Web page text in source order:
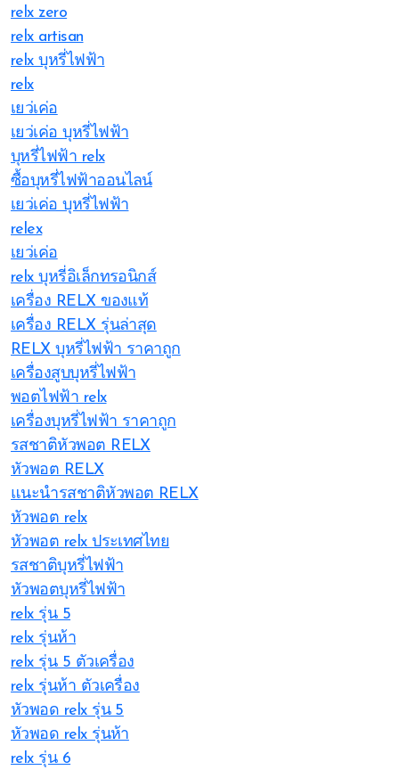
relx zero
relx artisan
relx บุหรี่ไฟฟ้า
relx
เยว่เค่อ
เยว่เค่อ บุหรี่ไฟฟ้า
บุหรี่ไฟฟ้า relx
ซื้อบุหรี่ไฟฟ้าออนไลน์
เยว่เค่อ บุหรี่ไฟฟ้า
relex
เยว่เค่อ
relx บุหรี่อิเล็กทรอนิกส์
เครื่อง RELX ของแท้
เครื่อง RELX รุ่นล่าสุด
RELX บุหรี่ไฟฟ้า ราคาถูก
เครื่องสูบบุหรี่ไฟฟ้า
พอตไฟฟ้า relx
เครื่องบุหรี่ไฟฟ้า ราคาถูก
รสชาติหัวพอต RELX
หัวพอต RELX
แนะนำรสชาติหัวพอต RELX
หัวพอต relx
หัวพอต relx ประเทศไทย
รสชาติบุหรี่ไฟฟ้า
หัวพอตบุหรี่ไฟฟ้า
relx รุ่น 5
relx รุ่นห้า
relx รุ่น 5 ตัวเครื่อง
relx รุ่นห้า ตัวเครื่อง
หัวพอด relx รุ่น 5
หัวพอด relx รุ่นห้า
relx รุ่น 6